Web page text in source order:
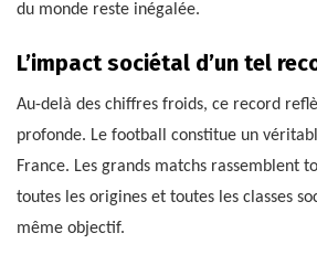
du monde reste inégalée.
L’impact sociétal d’un tel
Au-delà des chiffres froids, ce record
profonde. Le football constitue un
France. Les grands matchs rassemblent
toutes les origines et toutes les classes
même objectif.